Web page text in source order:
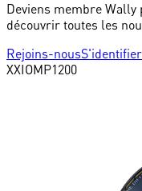
Deviens membre
découvrir toutes les
Rejoins-nousS'identifier
XXIOMP1200